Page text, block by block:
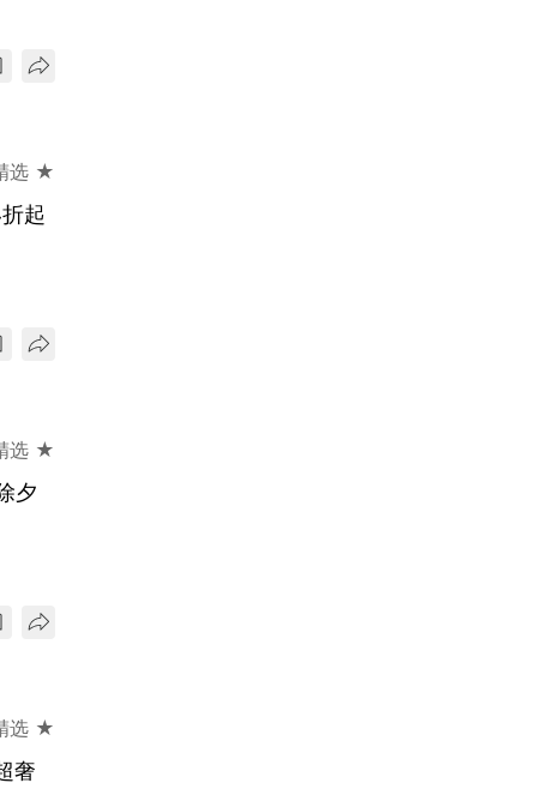
选 ★
起
选 ★
夕
选 ★
奢